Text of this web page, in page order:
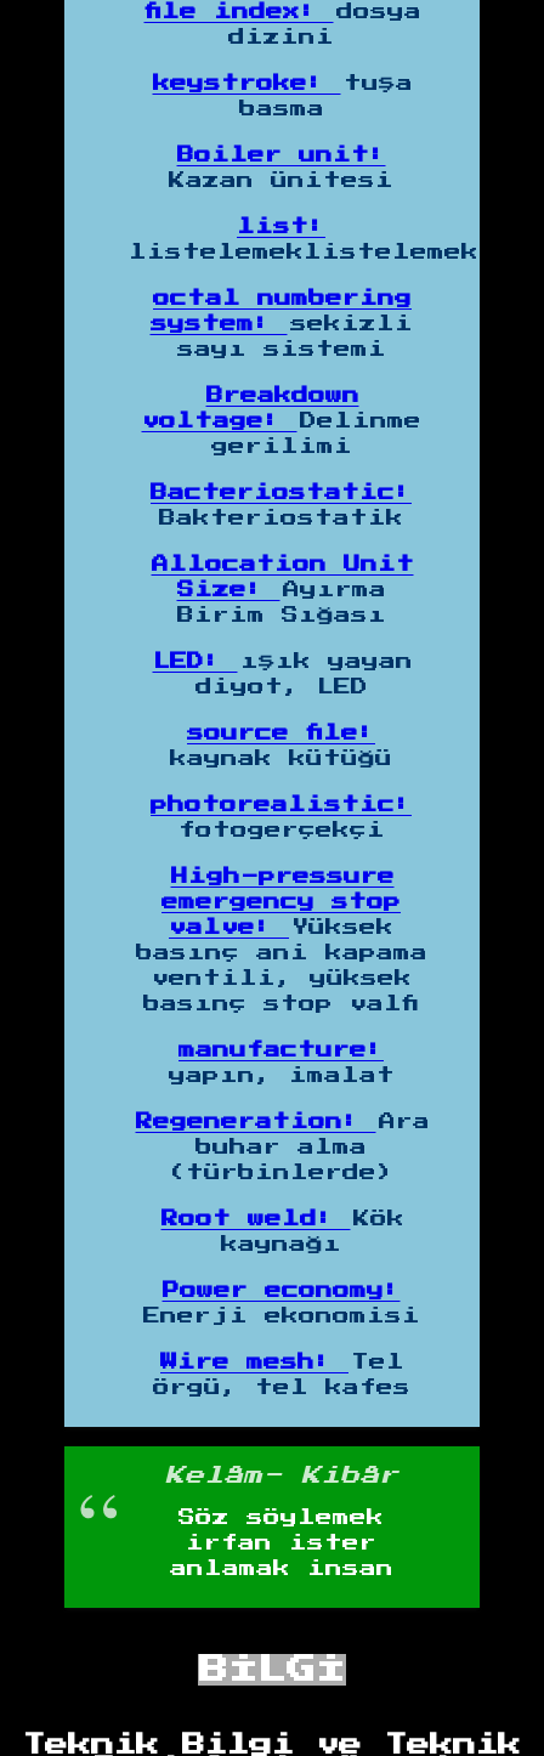
file index:
dosya
dizini
keystroke:
tuşa
basma
Boiler unit:
Kazan ünitesi
list:
listelemeklistelemek
octal numbering
system:
sekizli
sayı sistemi
Breakdown
voltage:
Delinme
gerilimi
Bacteriostatic:
Bakteriostatik
Allocation Unit
Size:
Ayırma
Birim Sığası
LED:
ışık yayan
diyot, LED
source file:
kaynak kütüğü
photorealistic:
fotogerçekçi
High-pressure
emergency stop
valve:
Yüksek
basınç ani kapama
ventili, yüksek
basınç stop valfi
manufacture:
yapın, imalat
Regeneration:
Ara
buhar alma
(türbinlerde)
Root weld:
Kök
kaynağı
Power economy:
Enerji ekonomisi
Wire mesh:
Tel
örgü, tel kafes
Kelâm- Kibâr
Söz söylemek
irfan ister
anlamak insan
BİLGİ
Teknik Bilgi ve Teknik